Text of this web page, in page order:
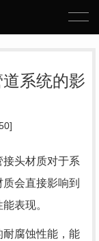
系统的影
头材质对于系
会直接影响到
表现。
腐蚀性能，能